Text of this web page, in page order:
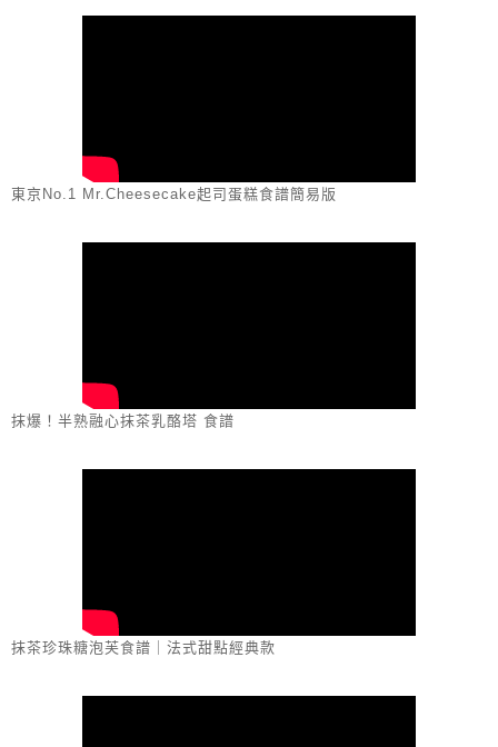
東京No.1 Mr.Cheesecake起司蛋糕食譜簡易版
抹爆！半熟融心抹茶乳酪塔 食譜
抹茶珍珠糖泡芙食譜｜法式甜點經典款